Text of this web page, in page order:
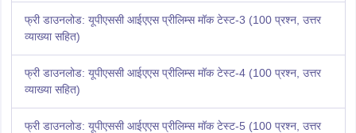
फ्री डाउनलोड: यूपीएससी आईएएस प्रीलिम्स मॉक टेस्ट-3 (100 प्रश्न, उत्तर
व्याख्या सहित)
फ्री डाउनलोड: यूपीएससी आईएएस प्रीलिम्स मॉक टेस्ट-4 (100 प्रश्न, उत्तर
व्याख्या सहित)
फ्री डाउनलोड: यूपीएससी आईएएस प्रीलिम्स मॉक टेस्ट-5 (100 प्रश्न, उत्तर